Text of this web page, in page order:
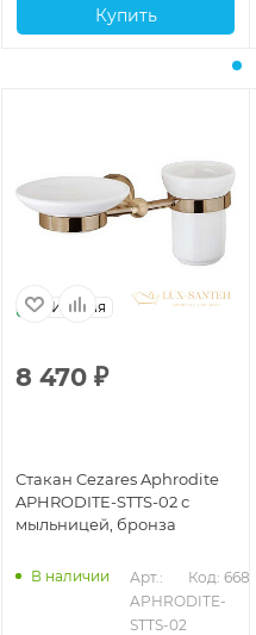
Купить
Италия
8 470 ₽
Стакан Cezares Aphrodite
APHRODITE-STTS-02 с
мыльницей, бронза
В наличии
Арт.:
APHRODITE-
STTS-02
Код: